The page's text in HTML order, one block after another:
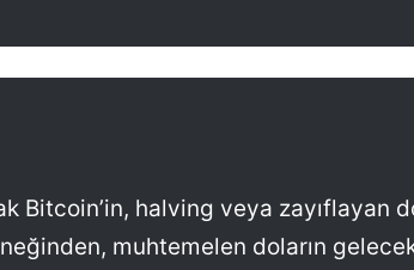
Bitcoin’in, halving veya zayıflayan
muhtemelen doların